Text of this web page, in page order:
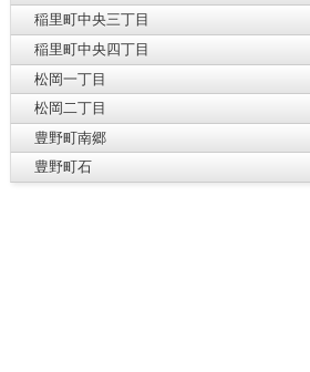
稲里町中央三丁目
稲里町中央四丁目
松岡一丁目
松岡二丁目
豊野町南郷
豊野町石